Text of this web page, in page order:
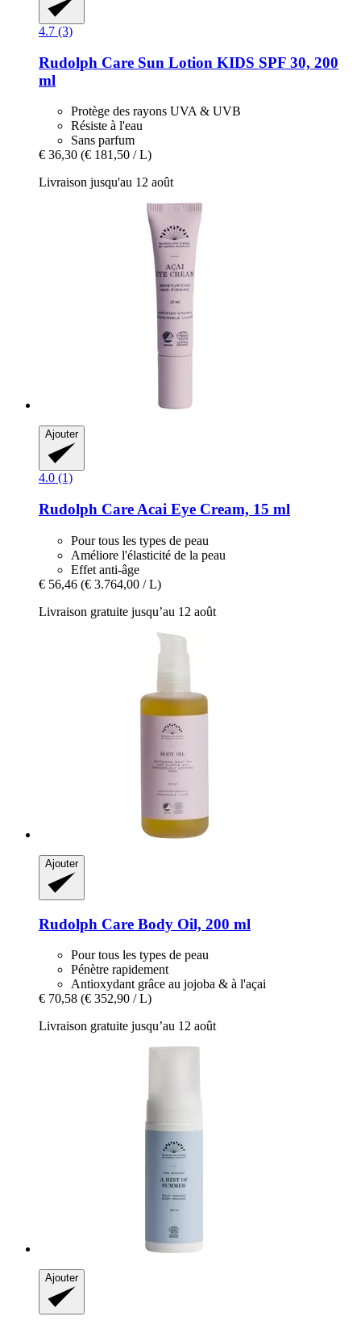
4.7 (3)
Rudolph Care Sun Lotion KIDS SPF 30, 200
ml
Protège des rayons UVA & UVB
Résiste à l'eau
Sans parfum
€ 36,30 (€ 181,50 / L)
Livraison jusqu'au 12 août
Ajouter
4.0 (1)
Rudolph Care Acai Eye Cream, 15 ml
Pour tous les types de peau
Améliore l'élasticité de la peau
Effet anti-âge
€ 56,46 (€ 3.764,00 / L)
Livraison gratuite jusqu’au 12 août
Ajouter
Rudolph Care Body Oil, 200 ml
Pour tous les types de peau
Pénètre rapidement
Antioxydant grâce au jojoba & à l'açai
€ 70,58 (€ 352,90 / L)
Livraison gratuite jusqu’au 12 août
Ajouter